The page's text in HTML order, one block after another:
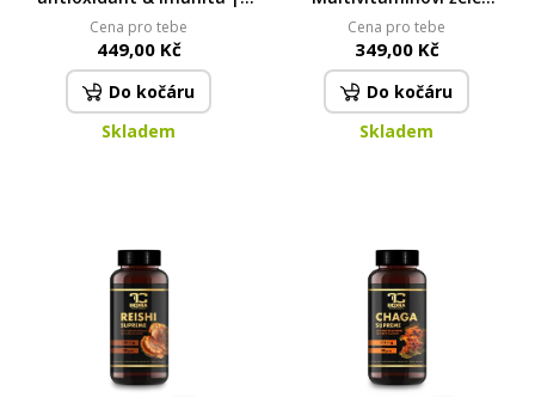
1000 tablet x 250 mg | 250 g
Cena pro tebe
449,00 Kč
Do kočáru
Skladem
medvídci pro děti | imunita,
růst & energie | jablečná
příchuť žvýkačky | 60 ks
Cena pro tebe
349,00 Kč
Do kočáru
Skladem